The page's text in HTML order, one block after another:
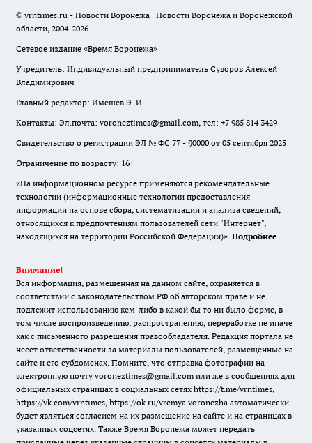
© vrntimes.ru - Новости Воронежа | Новости Воронежа и Воронежской
области, 2004-2026
Сетевое издание «Время Воронежа»
Учредитель: Индивидуальный предприниматель Суворов Алексей
Владимирович
Главный редактор: Имешев Э. И.
Контакты: Эл.почта: voroneztimes@gmail.com, тел: +7 985 814 3429
Свидетельство о регистрации ЭЛ № ФС 77 - 90000 от 05 сентября 2025
Ограничение по возрасту: 16+
«На информационном ресурсе применяются рекомендательные
технологии (информационные технологии предоставления
информации на основе сбора, систематизации и анализа сведений,
относящихся к предпочтениям пользователей сети "Интернет",
находящихся на территории Российской Федерации)». Подробнее
Внимание!
Вся информация, размещенная на данном сайте, охраняется в
соответствии с законодательством РФ об авторском праве и не
подлежит использованию кем-либо в какой бы то ни было форме, в
том числе воспроизведению, распространению, переработке не иначе
как с письменного разрешения правообладателя. Редакция портала не
несет ответственности за материалы пользователей, размещенные на
сайте и его субдоменах. Помните, что отправка фотографии на
электронную почту voroneztimes@gmail.com или же в сообщениях для
официальных страницах в социальных сетях https://t.me/vrntimes,
https://vk.com/vrntimes, https://ok.ru/vremya.voronezha автоматически
будет являться согласием на их размещение на сайте и на страницах в
указанных соцсетях. Также Время Воронежа может передать